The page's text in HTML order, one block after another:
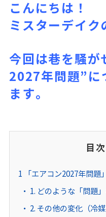
こんにちは！
ミスターデイク
今回は巷を騒が
2027年問題”に
ます。
目次
1 「エアコン2027年問題
1. どのような「問題
2. その他の変化（冷